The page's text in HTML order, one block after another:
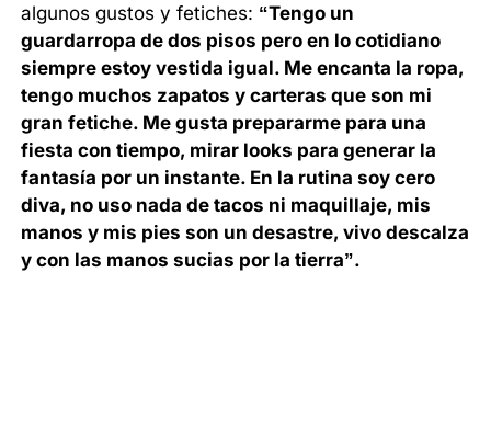
algunos gustos y fetiches: “Tengo un
guardarropa de dos pisos pero en lo cotidiano
siempre estoy vestida igual. Me encanta la ropa,
tengo muchos zapatos y carteras que son mi
gran fetiche. Me gusta prepararme para una
fiesta con tiempo, mirar looks para generar la
fantasía por un instante. En la rutina soy cero
diva, no uso nada de tacos ni maquillaje, mis
manos y mis pies son un desastre, vivo descalza
y con las manos sucias por la tierra”.